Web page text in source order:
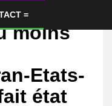
=
missiles
moins
Etats-
état